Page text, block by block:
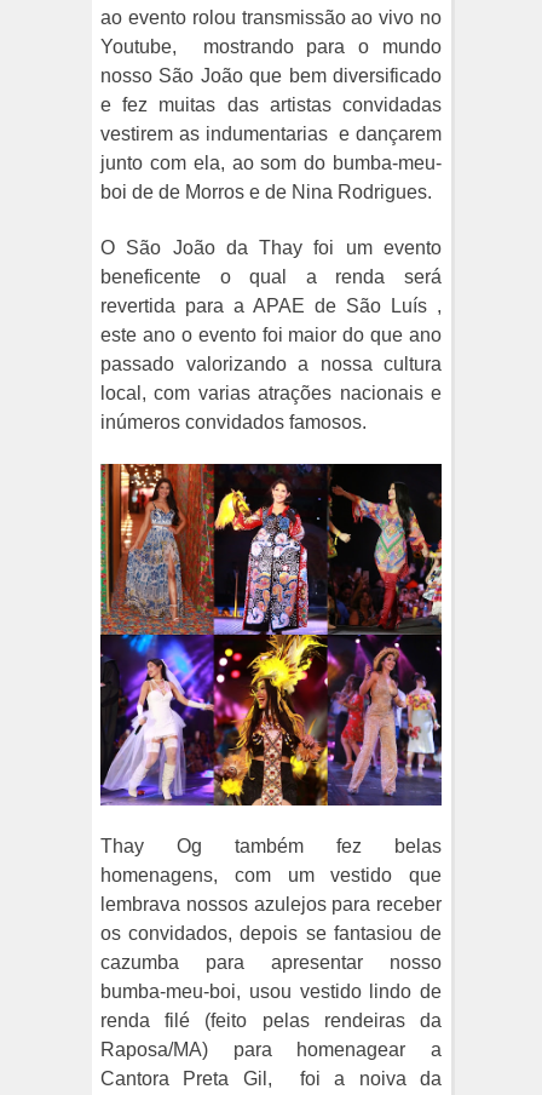
ao evento rolou transmissão ao vivo no
Youtube,
mostrando para o mundo
nosso São João que bem diversificado
e fez muitas das artistas convidadas
vestirem as indumentarias e dançarem
junto com ela, ao som do bumba-meu-
boi de de Morros e de Nina Rodrigues.
O São João da Thay foi um evento
beneficente o qual a renda será
revertida para a APAE de São Luís ,
este ano o evento foi maior do que ano
passado valorizando a nossa cultura
local, com varias atrações nacionais e
inúmeros convidados famosos.
Thay Og também fez belas
homenagens, com um vestido que
lembrava nossos azulejos para receber
os convidados, depois se fantasiou de
cazumba para apresentar nosso
bumba-meu-boi, usou vestido lindo de
renda filé (feito pelas rendeiras da
Raposa/MA) para homenagear a
Cantora Preta Gil,
foi a noiva da